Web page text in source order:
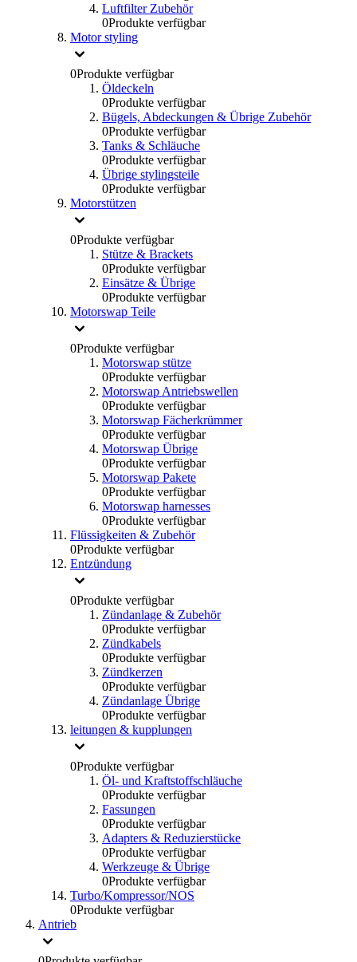
Luftfilter Zubehör
0Produkte verfügbar
Motor styling
0Produkte verfügbar
Öldeckeln
0Produkte verfügbar
Bügels, Abdeckungen & Übrige Zubehör
0Produkte verfügbar
Tanks & Schläuche
0Produkte verfügbar
Übrige stylingsteile
0Produkte verfügbar
Motorstützen
0Produkte verfügbar
Stütze & Brackets
0Produkte verfügbar
Einsätze & Übrige
0Produkte verfügbar
Motorswap Teile
0Produkte verfügbar
Motorswap stütze
0Produkte verfügbar
Motorswap Antriebswellen
0Produkte verfügbar
Motorswap Fächerkrümmer
0Produkte verfügbar
Motorswap Übrige
0Produkte verfügbar
Motorswap Pakete
0Produkte verfügbar
Motorswap harnesses
0Produkte verfügbar
Flüssigkeiten & Zubehör
0Produkte verfügbar
Entzündung
0Produkte verfügbar
Zündanlage & Zubehör
0Produkte verfügbar
Zündkabels
0Produkte verfügbar
Zündkerzen
0Produkte verfügbar
Zündanlage Übrige
0Produkte verfügbar
leitungen & kupplungen
0Produkte verfügbar
Öl- und Kraftstoffschläuche
0Produkte verfügbar
Fassungen
0Produkte verfügbar
Adapters & Reduzierstücke
0Produkte verfügbar
Werkzeuge & Übrige
0Produkte verfügbar
Turbo/Kompressor/NOS
0Produkte verfügbar
Antrieb